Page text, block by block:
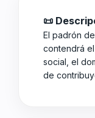
📜
El padrón
contendrá
social, el
de